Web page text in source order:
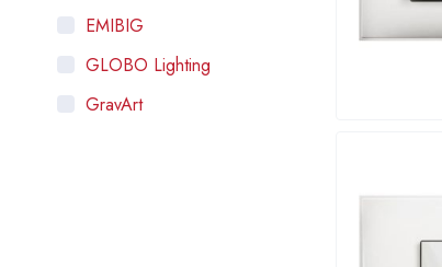
EMIBIG
GLOBO Lighting
GravArt